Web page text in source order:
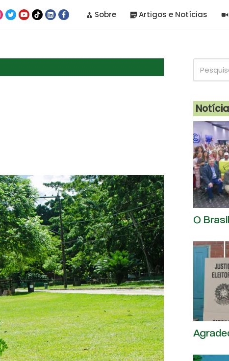
Sobre Artigos e Notícias
O